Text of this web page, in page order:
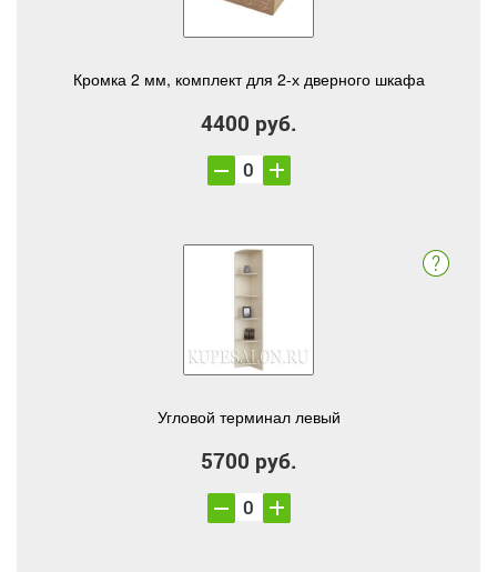
Кромка 2 мм, комплект для 2-х дверного шкафа
4400 руб.
Угловой терминал левый
5700 руб.